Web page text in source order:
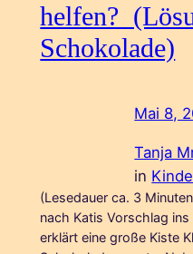
helfen?
Schokolade)
Mai 8,
Tanja
in
(Lesedauer ca. 3
nach Katis Vorschlag
erklärt eine große Kiste